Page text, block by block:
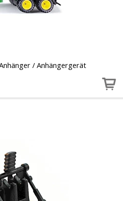
/ Anhängergerät